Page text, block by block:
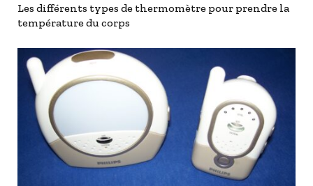
Les différents types de thermomètre pour prendre la
température du corps